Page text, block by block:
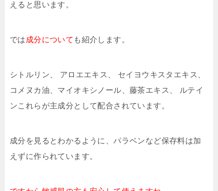
えると思います。
では 成分について も紹介します。
シトルリン、 アロエエキス、 セイヨウキスタエキス、
コメヌカ油、マイオキシノール、藤茶エキス、 ルテイ
ンこれらが主成分として配合されています。
成分を見るとわかるように、パラベンなど保存料は加
えずに作られています。